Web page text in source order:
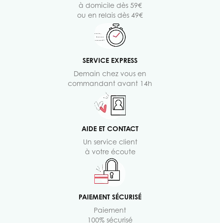
à domicile dès 59€
ou en relais dès 49€
SERVICE EXPRESS
Demain chez vous en
commandant avant 14h
AIDE ET CONTACT
Un service client
à votre écoute
PAIEMENT SÉCURISÉ
Paiement
100% sécurisé